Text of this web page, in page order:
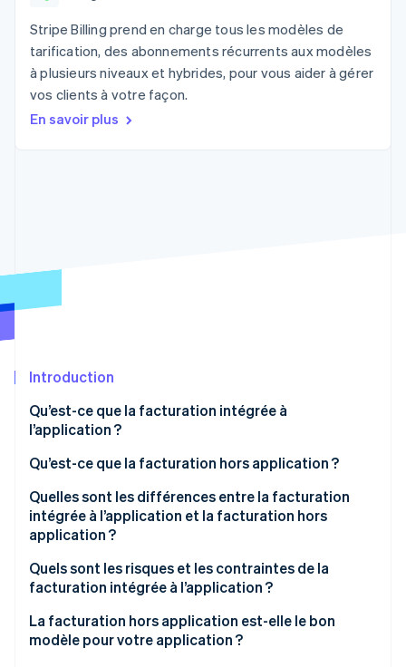
Radar
Prévention de la fraude
Atlas
Constitution de start-up
Climate
Écosystème
Stripe Billing prend en charge tous les modèles de
tarification, des abonnements récurrents aux modèles
à plusieurs niveaux et hybrides, pour vous aider à gérer
vos clients à votre façon.
En savoir plus
Introduction
Qu’est-ce que la facturation intégrée à
l’application ?
Qu’est-ce que la facturation hors application ?
Quelles sont les différences entre la facturation
intégrée à l’application et la facturation hors
application ?
Marge sur revenus
Gestion des abonnements
Obstacles au moment du paiement
Quels sont les risques et les contraintes de la
facturation intégrée à l’application ?
La facturation hors application est-elle le bon
modèle pour votre application ?